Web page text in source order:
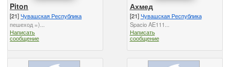
Piton
[21]Чувашская Республика
пешеход =)...
Написать
сообщение
Ахмед
[21]Чувашская Республика
Spacio AE111...
Написать
сообщение